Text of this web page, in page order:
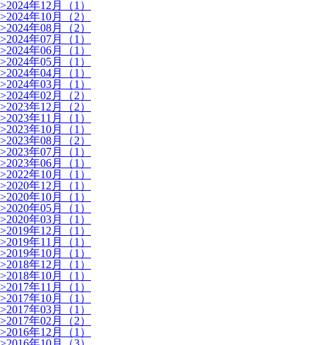
>2024年12月（1）
>2024年10月（2）
>2024年08月（2）
>2024年07月（1）
>2024年06月（1）
>2024年05月（1）
>2024年04月（1）
>2024年03月（1）
>2024年02月（2）
>2023年12月（2）
>2023年11月（1）
>2023年10月（1）
>2023年08月（2）
>2023年07月（1）
>2023年06月（1）
>2022年10月（1）
>2020年12月（1）
>2020年10月（1）
>2020年05月（1）
>2020年03月（1）
>2019年12月（1）
>2019年11月（1）
>2019年10月（1）
>2018年12月（1）
>2018年10月（1）
>2017年11月（1）
>2017年10月（1）
>2017年03月（1）
>2017年02月（2）
>2016年12月（1）